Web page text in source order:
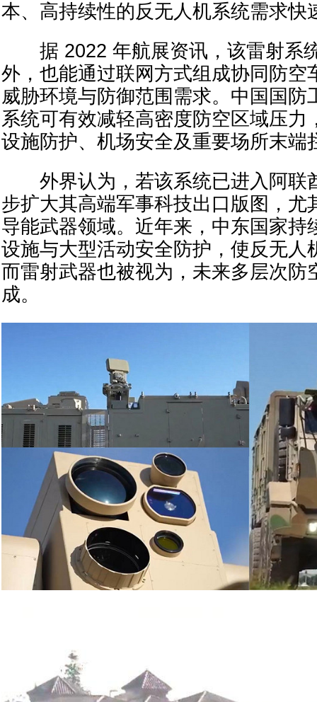
本、高持续性的反无人机系统需求快
据 2022 年航展资讯，该雷射系
外，也能通过联网方式组成协同防空
威胁环境与防御范围需求。中国国防
系统可有效减轻高密度防空区域压力
设施防护、机场安全及重要场所末端
外界认为，若该系统已进入阿联
步扩大其高端军事科技出口版图，尤
导能武器领域。近年来，中东国家持
设施与大型活动安全防护，使反无人
而雷射武器也被视为，未来多层次防
成。